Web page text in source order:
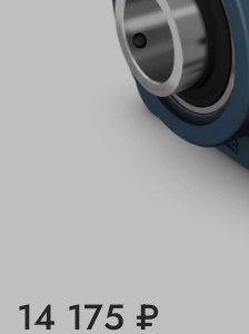
14 175 ₽